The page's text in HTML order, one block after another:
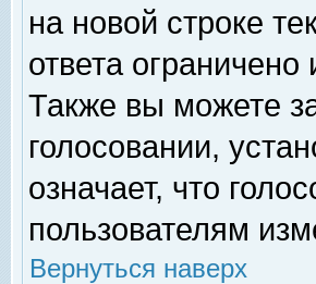
на новой строке
ответа
Также вы можете
голосовании,
означает, что
пользователям
Вернуться наверх